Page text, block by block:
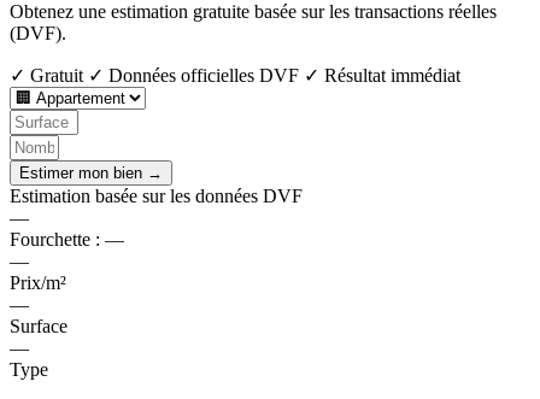
Obtenez une estimation gratuite basée sur les transactions réelles
(DVF).
✓ Gratuit ✓ Données officielles DVF ✓ Résultat immédiat
Estimer mon bien →
Estimation basée sur les données DVF
—
Fourchette : —
—
Prix/m²
—
Surface
—
Type